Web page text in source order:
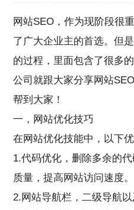
网站SEO，作为现阶段很
了广大企业主的首选。但
的过程，里面包含了很多
公司 就跟大家分享网站
帮到大家！
一，网站优化技巧
在网站优化技能中，以下
1.代码优化，删除多余的
质量，提高网站访问速度。
2.网站导航栏，二级导航